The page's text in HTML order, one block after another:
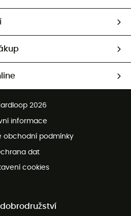
2026
informace
obchodní podmínky
dat
cookies
dobrodružství